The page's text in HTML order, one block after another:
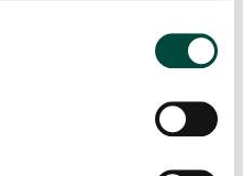
voor